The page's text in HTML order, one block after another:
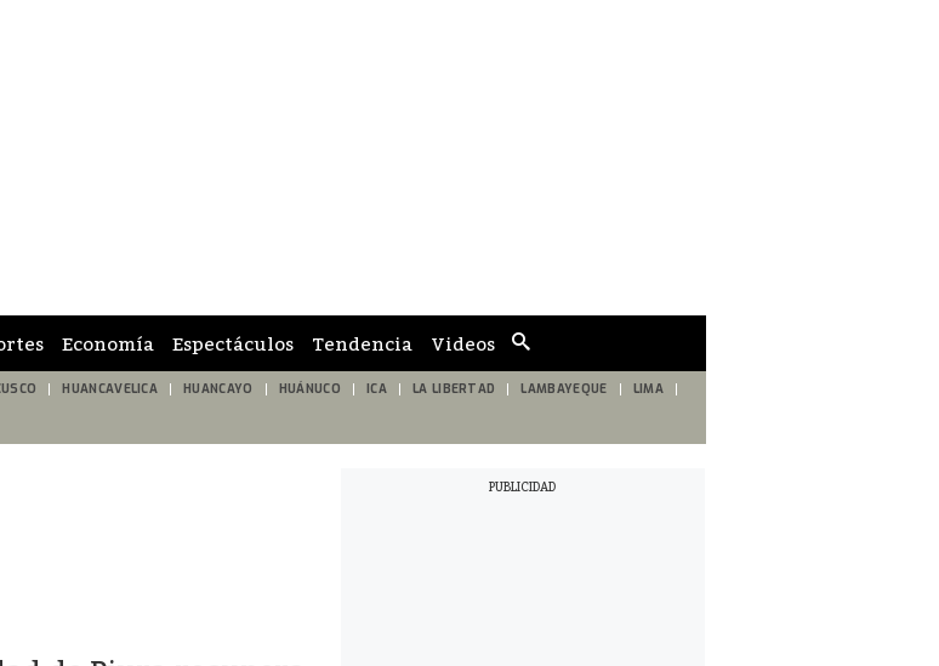
de
búsqueda
Economía Espectáculos Tendencia Videos
HUANCAVELICA HUANCAYO HUÁNUCO ICA LA LIBERTAD LAMBAYEQUE LIMA